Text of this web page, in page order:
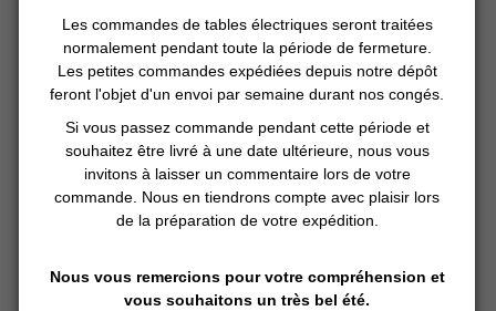
Epaisseur 5 cm 7 cm
Mousse
2 couches
de
mousse
3 couches de mousse
avec la dernière couche à
semi mémoire de forme
Mousse
Mousse à semi mémoire
76 cm 70 cm ou 76 cm
Les commandes de tables électriques seront traitées
normalement pendant toute la période de fermeture.
Les petites commandes expédiées depuis notre dépôt
feront l'objet d'un envoi par semaine durant nos congés.
Si vous passez commande pendant cette période et
souhaitez être livré à une date ultérieure, nous vous
invitons à laisser un commentaire lors de votre
commande. Nous en tiendrons compte avec plaisir lors
de la préparation de votre expédition.
Nous vous remercions pour votre compréhension et
vous souhaitons un très bel été.